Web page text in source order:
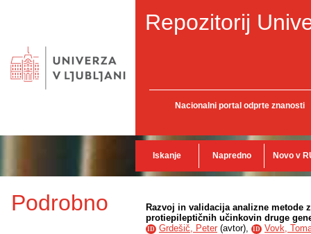
Repozitorij
Nacionalni portal odprte znanosti
Iskanje Napredno Novo v
Podrobno
Razvoj in validacija analizne metode
protiepileptičnih učinkovin druge
ID Grdešič, Peter (avtor), ID Vovk,